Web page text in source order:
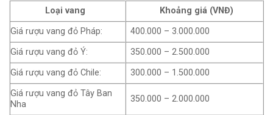
Loại vang
Khoảng giá (VNĐ)
Giá rượu vang đỏ Pháp:
400.000 – 3.000.000
Giá rượu vang đỏ Ý:
350.000 – 2.500.000
Giá rượu vang đỏ Chile:
300.000 – 1.500.000
Giá rượu vang đỏ Tây Ban
Nha
350.000 – 2.000.000